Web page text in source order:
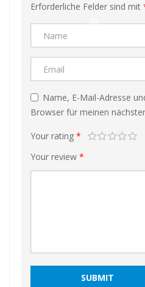
Erforderliche Felder sind mit
Name, E-Mail-Adresse
Browser für meinen
Your rating *
Your review *
❅
❅
❅